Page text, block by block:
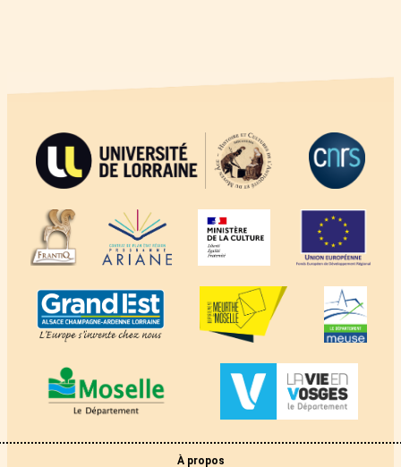
À propos